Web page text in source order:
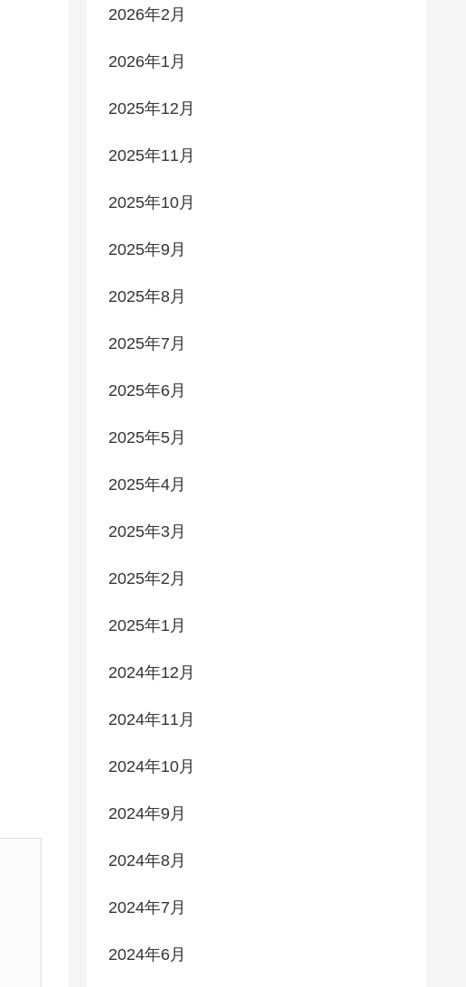
2026年2月
2026年1月
2025年12月
2025年11月
2025年10月
2025年9月
2025年8月
2025年7月
2025年6月
2025年5月
2025年4月
2025年3月
2025年2月
2025年1月
2024年12月
2024年11月
2024年10月
2024年9月
2024年8月
2024年7月
2024年6月